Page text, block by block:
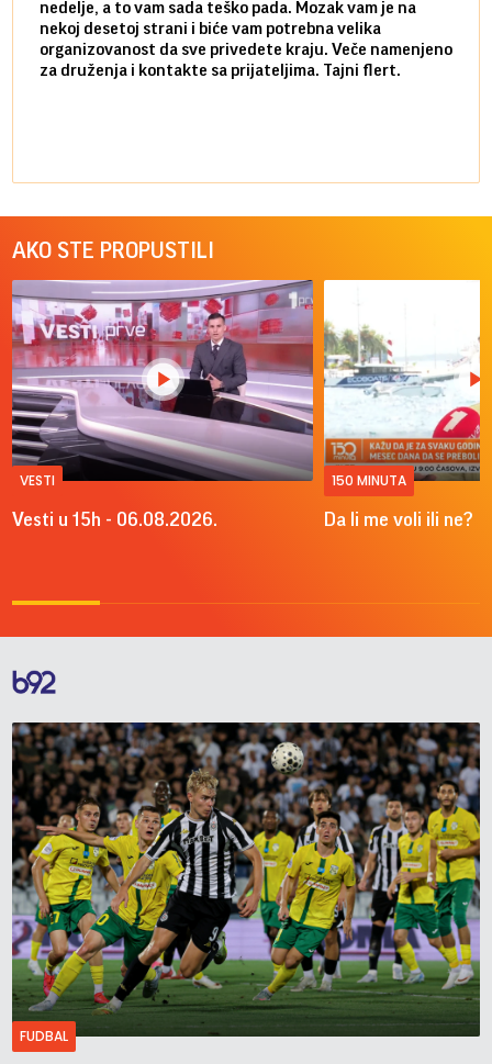
nedelje, a to vam sada teško pada. Mozak vam je na
nekoj desetoj strani i biće vam potrebna velika
organizovanost da sve privedete kraju. Veče namenjeno
za druženja i kontakte sa prijateljima. Tajni flert.
AKO STE PROPUSTILI
VESTI
Vesti u 15h - 06.08.2026.
150 MINUTA
Da li me voli ili ne?
FUDBAL